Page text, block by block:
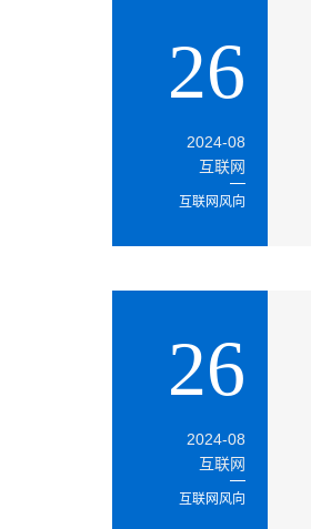
26
2024-08
互联网
互联网风向
26
2024-08
互联网
互联网风向